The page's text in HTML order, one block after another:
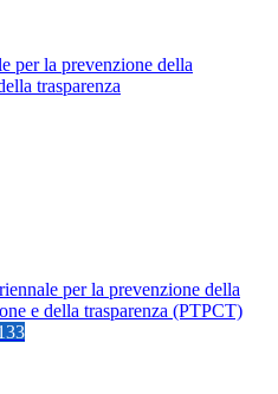
per la prevenzione della
trasparenza
per la prevenzione della
e della trasparenza (PTPCT)